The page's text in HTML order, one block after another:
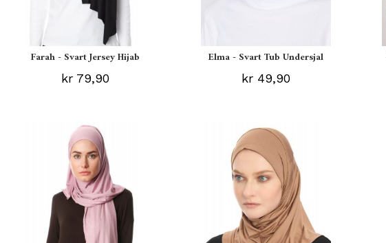
Farah - Svart Jersey Hijab
kr 79,90
Elma - Svart Tub Undersjal
kr 49,90